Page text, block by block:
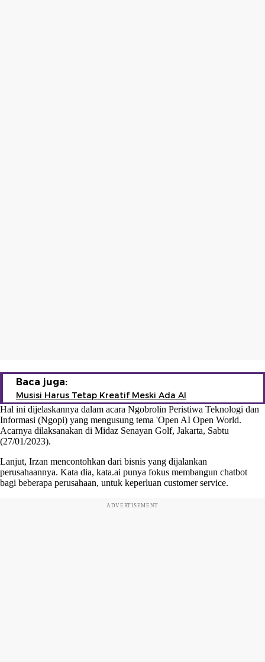
Baca juga:
Musisi Harus Tetap Kreatif Meski Ada AI
Hal ini dijelaskannya dalam acara Ngobrolin Peristiwa Teknologi dan
Informasi (Ngopi) yang mengusung tema 'Open AI Open World.
Acarnya dilaksanakan di Midaz Senayan Golf, Jakarta, Sabtu
(27/01/2023).
Lanjut, Irzan mencontohkan dari bisnis yang dijalankan
perusahaannya. Kata dia, kata.ai punya fokus membangun chatbot
bagi beberapa perusahaan, untuk keperluan customer service.
ADVERTISEMENT